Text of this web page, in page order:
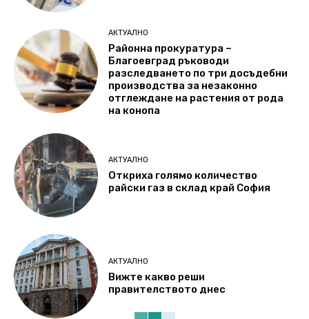
АКТУАЛНО
Районна прокуратура –
Благоевград ръководи
разследването по три досъдебни
производства за незаконно
отглеждане на растения от рода
на конопа
АКТУАЛНО
Откриха голямо количество
райски газ в склад край София
АКТУАЛНО
Вижте какво реши
правителството днес